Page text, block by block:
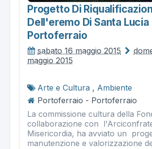
Progetto Di
Dell'eremo Di Santa Lucia
Portoferraio
sabato 16 maggio 2015
maggio 2015
Arte e Cultura , Ambiente
Portoferraio - Portoferraio
La commissione cultura della
collaborazione con
Misericordia, ha avviato un
manutenzione e valorizzazione